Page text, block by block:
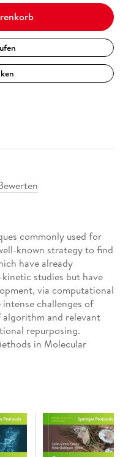
commonly used for
known strategy to find
have already
studies but have
via computational
challenges of
and relevant
repurposing.
in Molecular
Methods for
guide to researchers